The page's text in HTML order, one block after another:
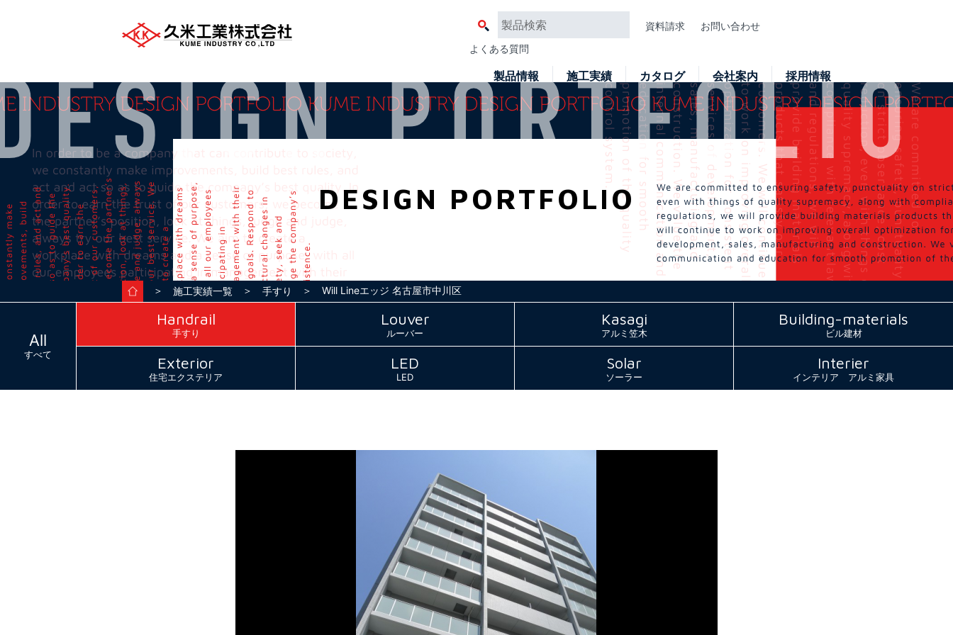
資料請求
お問い合わせ
よくある質問
製品情報 施工実績 カタログ 会社案内 採用情報
DESIGN PORTFOLIO
＞ 施工実績一覧 ＞ 手すり ＞ Will Lineエッジ 名古屋市中川区
All
すべて
Handrail
手すり
Louver
ルーバー
Kasagi
アルミ笠木
Building-materials
ビル建材
Exterior
住宅エクステリア
LED
LED
Solar
ソーラー
Interier
インテリア アルミ家具